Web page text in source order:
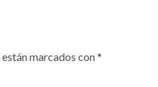
marcados con*